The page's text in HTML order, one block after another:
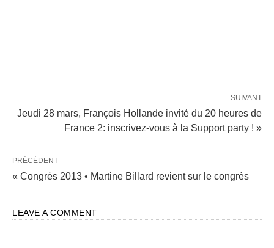
SUIVANT
Jeudi 28 mars, François Hollande invité du 20 heures de
France 2: inscrivez-vous à la Support party ! »
PRÉCÉDENT
« Congrès 2013 • Martine Billard revient sur le congrès
LEAVE A COMMENT